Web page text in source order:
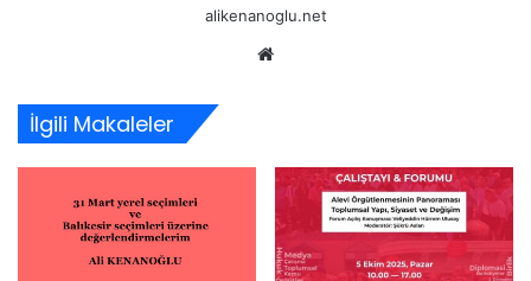
alikenanoglu.net
İlgili Makaleler